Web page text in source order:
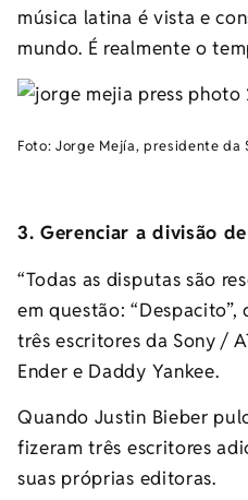
música latina é vista e
mundo. É realmente o
Foto: Jorge Mejía, presidente da
3. Gerenciar a divisão
“Todas as disputas são
em questão:
três escritores da Sony /
Ender e Daddy Yankee.
Quando Justin Bieber
fizeram três escritores
suas próprias editoras.